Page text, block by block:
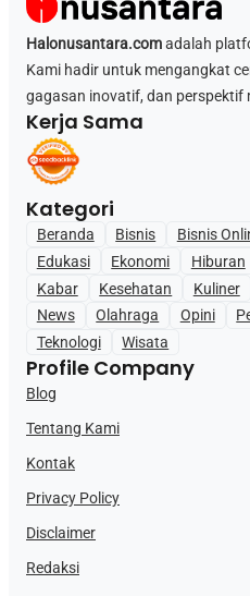
Halonusantara.comadalah
Kami hadir untuk mengangkat
gagasan inovatif, dan perspektif
Kerja Sama
Kategori
Beranda Bisnis Bisnis
Edukasi
Ekonomi Hiburan
Kabar
Kesehatan Kuliner
News
Olahraga Opini
Teknologi
Wisata
Profile Company
Blog
Tentang Kami
Kontak
Privacy Policy
Disclaimer
Redaksi